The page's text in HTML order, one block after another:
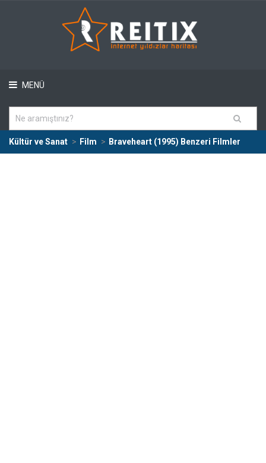
MENÜ
Kültür ve Sanat Film Braveheart (1995) Benzeri Filmler